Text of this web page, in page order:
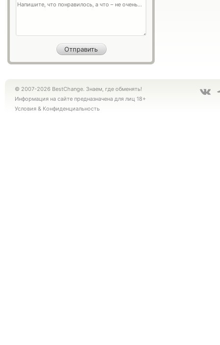
© 2007-2026 BestChange. Знаем, где обменять!
Информация на сайте предназначена для лиц 18+
Условия & Конфиденциальность